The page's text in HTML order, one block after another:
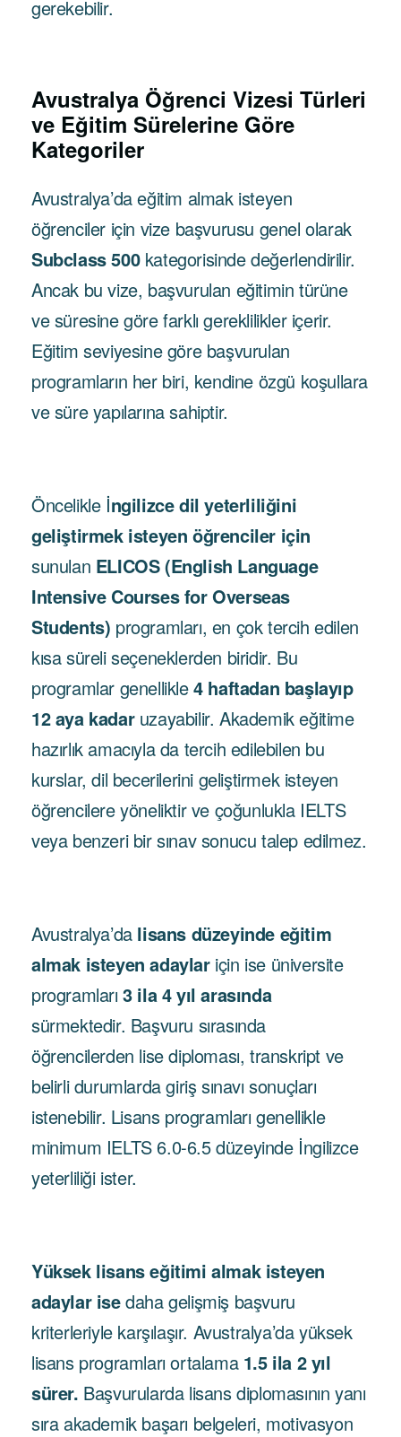
gerekebilir.
Avustralya Öğrenci Vizesi Türleri
ve Eğitim Sürelerine Göre
Kategoriler
Avustralya’da eğitim almak isteyen
öğrenciler için vize başvurusu genel olarak
Subclass 500 kategorisinde değerlendirilir.
Ancak bu vize, başvurulan eğitimin türüne
ve süresine göre farklı gereklilikler içerir.
Eğitim seviyesine göre başvurulan
programların her biri, kendine özgü koşullara
ve süre yapılarına sahiptir.
Öncelikle İngilizce dil yeterliliğini
geliştirmek isteyen öğrenciler için
sunulan ELICOS (English Language
Intensive Courses for Overseas
Students) programları, en çok tercih edilen
kısa süreli seçeneklerden biridir. Bu
programlar genellikle4 haftadan başlayıp
12 aya kadar uzayabilir. Akademik eğitime
hazırlık amacıyla da tercih edilebilen bu
kurslar, dil becerilerini geliştirmek isteyen
öğrencilere yöneliktir ve çoğunlukla IELTS
veya benzeri bir sınav sonucu talep edilmez.
Avustralya’da lisans düzeyinde eğitim
almak isteyen adaylar için ise üniversite
programları3 ila 4 yıl arasında
sürmektedir. Başvuru sırasında
öğrencilerden lise diploması, transkript ve
belirli durumlarda giriş sınavı sonuçları
istenebilir. Lisans programları genellikle
minimum IELTS 6.0-6.5 düzeyinde İngilizce
yeterliliği ister.
Yüksek lisans eğitimi almak isteyen
adaylar isedaha gelişmiş başvuru
kriterleriyle karşılaşır. Avustralya’da yüksek
lisans programları ortalama1.5 ila 2 yıl
sürer. Başvurularda lisans diplomasının yanı
sıra akademik başarı belgeleri, motivasyon